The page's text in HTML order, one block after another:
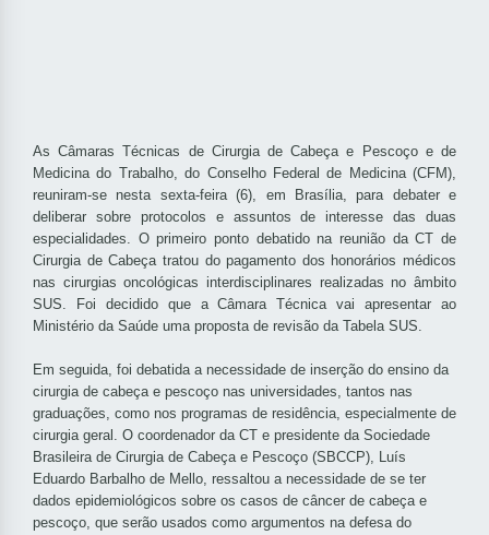
As Câmaras Técnicas de Cirurgia de Cabeça e Pescoço e de
Medicina do Trabalho, do Conselho Federal de Medicina (CFM),
reuniram-se nesta sexta-feira (6), em Brasília, para debater e
deliberar sobre protocolos e assuntos de interesse das duas
especialidades. O primeiro ponto debatido na reunião da CT de
Cirurgia de Cabeça tratou do pagamento dos honorários médicos
nas cirurgias oncológicas interdisciplinares realizadas no âmbito
SUS. Foi decidido que a Câmara Técnica vai apresentar ao
Ministério da Saúde uma proposta de revisão da Tabela SUS.
Em seguida, foi debatida a necessidade de inserção do ensino da
cirurgia de cabeça e pescoço nas universidades, tantos nas
graduações, como nos programas de residência, especialmente de
cirurgia geral. O coordenador da CT e presidente da Sociedade
Brasileira de Cirurgia de Cabeça e Pescoço (SBCCP), Luís
Eduardo Barbalho de Mello, ressaltou a necessidade de se ter
dados epidemiológicos sobre os casos de câncer de cabeça e
pescoço, que serão usados como argumentos na defesa do